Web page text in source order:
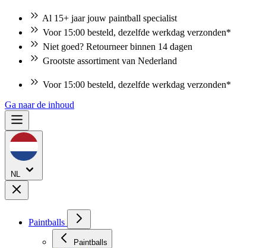
Al 15+ jaar jouw paintball specialist
Voor 15:00 besteld, dezelfde werkdag verzonden*
Niet goed? Retourneer binnen 14 dagen
Grootste assortiment van Nederland
Voor 15:00 besteld, dezelfde werkdag verzonden*
Ga naar de inhoud
NL
Paintballs
Paintballs